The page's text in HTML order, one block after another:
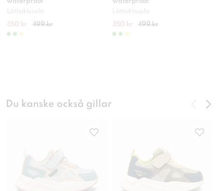
waterproof
Lättviktssula
350 kr 499 kr
waterproof
Lättviktssula
350 kr 499 kr
Du kanske också gillar